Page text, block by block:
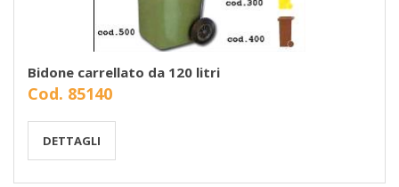
Bidone carrellato da 120 litri
Cod. 85140
DETTAGLI